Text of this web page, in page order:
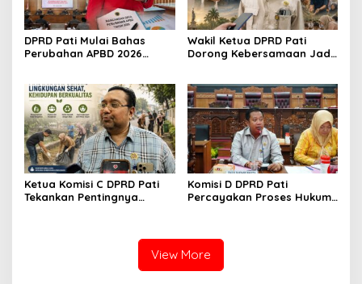
DPRD Pati Mulai Bahas
Perubahan APBD 2026
Wakil Ketua DPRD Pati
Dorong Kebersamaan Jadi
Ketua Komisi C DPRD Pati
Tekankan Pentingnya
Komisi D DPRD Pati
Percayakan Proses Hukum
View More